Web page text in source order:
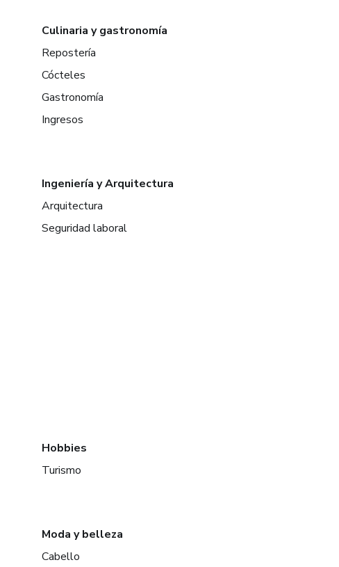
Culinaria y gastronomía
Repostería
Cócteles
Gastronomía
Ingresos
Ingeniería y Arquitectura
Arquitectura
Seguridad laboral
Hobbies
Turismo
Moda y belleza
Cabello